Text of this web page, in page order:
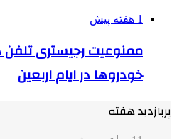
1 هفته پیش
ممنوعیت رجیستری تلفن
خودروها در ایام اربعین
پربازدید هفته